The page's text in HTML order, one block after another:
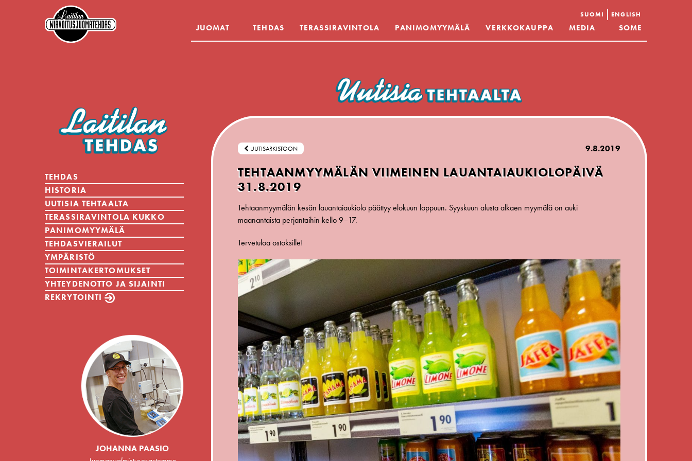
SUOMI ENGLISH
JUOMAT TEHDAS TERASSIRAVINTOLA PANIMOMYYMÄLÄ VERKKOKAUPPA MEDIA SOME
TEHDAS
HISTORIA
UUTISIA TEHTAALTA
TERASSIRAVINTOLA KUKKO
PANIMOMYYMÄLÄ
TEHDASVIERAILUT
YMPÄRISTÖ
TOIMINTAKERTOMUKSET
YHTEYDENOTTO JA SIJAINTI
REKRYTOINTI
JOHANNA PAASIO
UUTISARKISTOON 9.8.2019
TEHTAANMYYMÄLÄN VIIMEINEN LAUANTAIAUKIOLOPÄIVÄ
31.8.2019
Tehtaanmyymälän kesän lauantaiaukiolo päättyy elokuun loppuun. Syyskuun alusta alkaen myymälä on auki
maanantaista perjantaihin kello 9–17.
Tervetuloa ostoksille!